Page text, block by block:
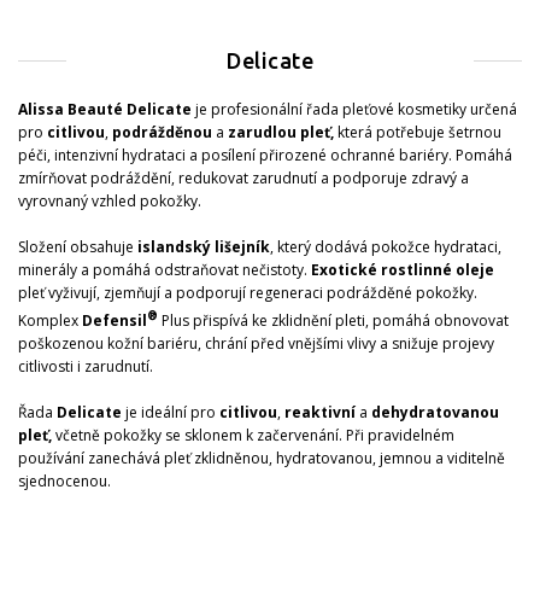
Delicate
Alissa Beauté Delicate je profesionální řada pleťové kosmetiky určená
pro citlivou, podrážděnou a zarudlou pleť,která potřebuje šetrnou
péči, intenzivní hydrataci a posílení přirozené ochranné bariéry. Pomáhá
zmírňovat podráždění, redukovat zarudnutí a podporuje zdravý a
vyrovnaný vzhled pokožky.
Složení obsahuje islandský lišejník, který dodává pokožce hydrataci,
minerály a pomáhá odstraňovat nečistoty. Exotické rostlinné oleje
pleť vyživují, zjemňují a podporují regeneraci podrážděné pokožky.
Komplex Defensil® Plus přispívá ke zklidnění pleti, pomáhá obnovovat
poškozenou kožní bariéru, chrání před vnějšími vlivy a snižuje projevy
citlivosti i zarudnutí.
Řada Delicate je ideální pro citlivou, reaktivní a dehydratovanou
pleť,včetně pokožky se sklonem k začervenání. Při pravidelném
používání zanechává pleť zklidněnou, hydratovanou, jemnou a viditelně
sjednocenou.